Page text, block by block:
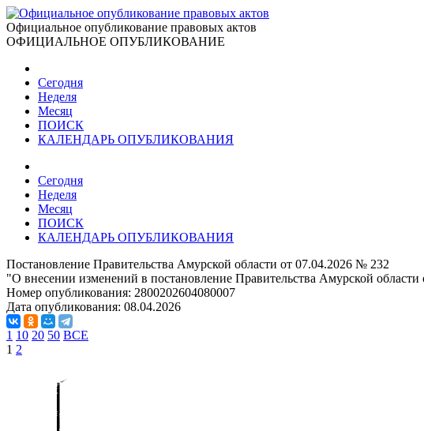
Официальное опубликование правовых актов
ОФИЦИАЛЬНОЕ ОПУБЛИКОВАНИЕ
Сегодня
Неделя
Месяц
ПОИСК
КАЛЕНДАРЬ ОПУБЛИКОВАНИЯ
Сегодня
Неделя
Месяц
ПОИСК
КАЛЕНДАРЬ ОПУБЛИКОВАНИЯ
Постановление Правительства Амурской области от 07.04.2026 № 232
"О внесении изменений в постановление Правительства Амурской
Номер опубликования: 2800202604080007
Дата опубликования: 08.04.2026
1 10 20 50 ВСЕ
1 2